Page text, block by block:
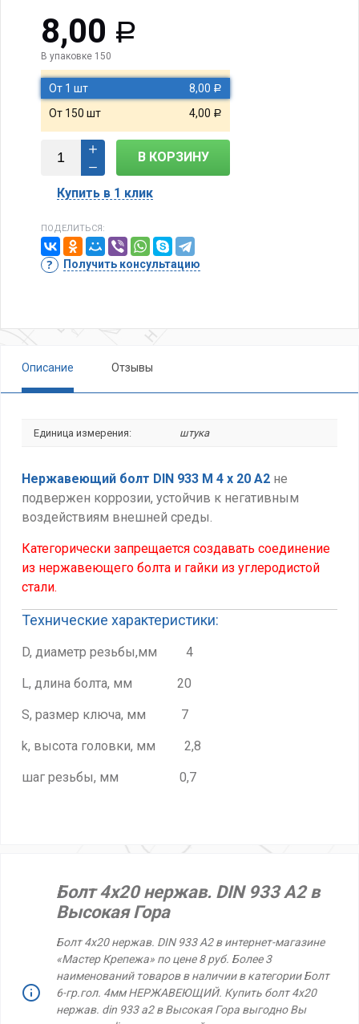
8,00 Р
В упаковке 150
От 1 шт 8,00 Р
От 150 шт 4,00 Р
В КОРЗИНУ
Купить в 1 клик
ПОДЕЛИТЬСЯ:
Получить консультацию
Описание Отзывы
Единица измерения: штука
Нержавеющий болт DIN 933 М 4 х 20 А2 не
подвержен коррозии, устойчив к негативным
воздействиям внешней среды.
Категорически запрещается создавать соединение
из нержавеющего болта и гайки из углеродистой
стали.
Технические характеристики:
D, диаметр резьбы,мм 4
L, длина болта, мм 20
S, размер ключа, мм 7
k, высота головки, мм 2,8
шаг резьбы, мм 0,7
Болт 4х20 нержав. DIN 933 A2 в
Высокая Гора
Болт 4х20 нержав. DIN 933 A2 в интернет-магазине
«Мастер Крепежа» по цене 8 руб. Более 3
наименований товаров в наличии в категории Болт
6-гр.гол. 4мм НЕРЖАВЕЮЩИЙ. Купить болт 4х20
нержав. din 933 a2 в Высокая Гора выгодно Вы